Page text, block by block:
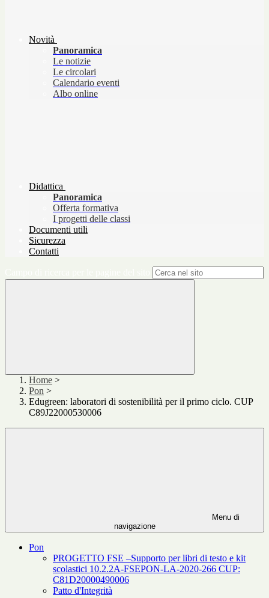
Novità
Panoramica
Le notizie
Le circolari
Calendario eventi
Albo online
Didattica
Panoramica
Offerta formativa
I progetti delle classi
Documenti utili
Sicurezza
Contatti
Home >
Pon >
Edugreen: laboratori di sostenibilità per il primo ciclo. CUP
C89J22000530006
Menu di
navigazione
Pon
PROGETTO FSE –Supporto per libri di testo e kit
scolastici 10.2.2A-FSEPON-LA-2020-266 CUP:
C81D20000490006
Patto d'Integrità